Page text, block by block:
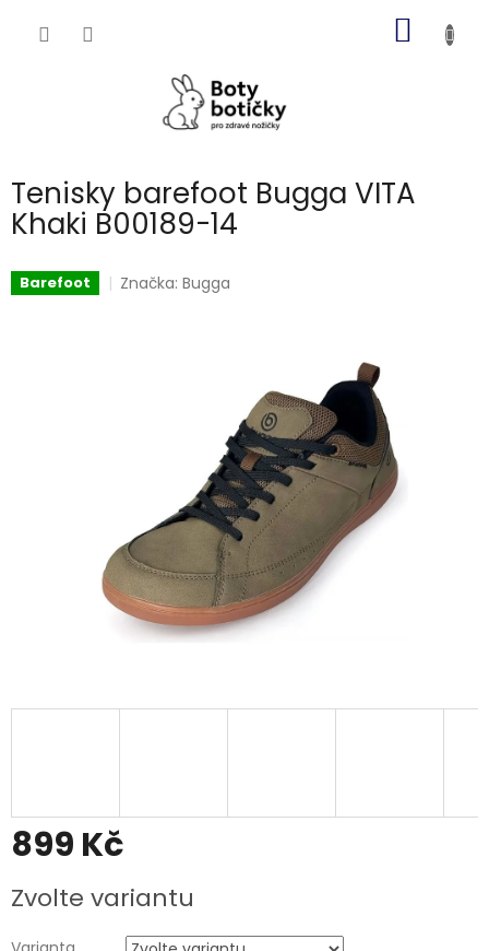
KOŠÍK
Tenisky barefoot Bugga VITA
Khaki B00189-14
Barefoot Značka:Bugga
899 Kč
cena:
Zvolte variantu